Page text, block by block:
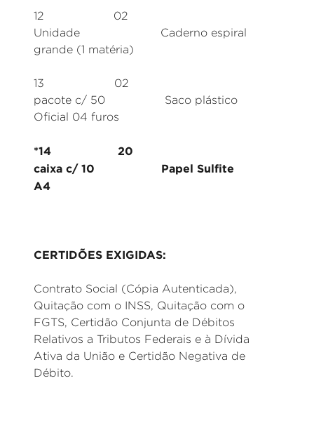
12 02
Unidade Caderno espiral
grande (1 matéria)
13 02
pacote c/ 50 Saco plástico
Oficial 04 furos
*14 20
caixa c/ 10 Papel Sulfite
A4
CERTIDÕES EXIGIDAS:
Contrato Social (Cópia Autenticada),
Quitação com o INSS, Quitação com o
FGTS, Certidão Conjunta de Débitos
Relativos a Tributos Federais e à Dívida
Ativa da União e Certidão Negativa de
Débito.